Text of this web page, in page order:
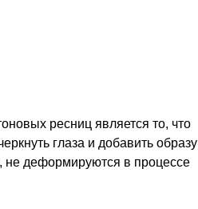
ресниц является то, что
глаза и добавить образу
не деформируются в процессе